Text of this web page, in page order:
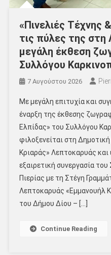
«Πινελιές Τέχνης
τις πύλες της
μεγάλη έκθεση
Συλλόγου
7 Αυγούστου 2026
Με μεγάλη επιτυχία και
έναρξη της έκθεσης
Ελπίδας» του Συλλόγου
φιλοξενείται στη
Κριαράς» Λεπτοκαρυάς και
εξαιρετική συνεργασία
Πιερίας με τη Στέγη
Λεπτοκαρυάς «Εμμανουήλ
του Δήμου Δίου – […]
Continue Reading